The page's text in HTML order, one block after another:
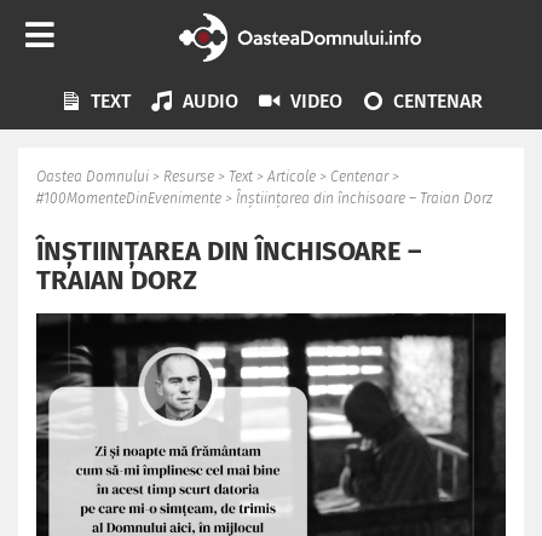
TEXT AUDIO VIDEO CENTENAR
Oastea Domnului > Resurse > Text > Articole > Centenar>
#100MomenteDinEvenimente > Înștiințarea din închisoare – Traian Dorz
ÎNȘTIINȚAREA DIN ÎNCHISOARE –
TRAIAN DORZ